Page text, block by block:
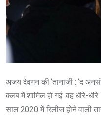
अजय देवगन की ‘तानाजी : ‘द
क्लब में शामिल हो गई. वह धीरे-
साल 2020 में रिलीज होने वाली